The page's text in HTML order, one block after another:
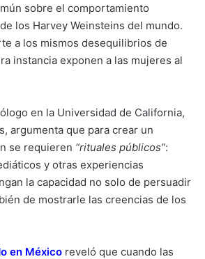
sobre el comportamiento
los Harvey Weinsteins del mundo.
a los mismos desequilibrios de
instancia exponen a las mujeres al
en la Universidad de California,
argumenta que para crear un
se requieren “rituales públicos”:
y otras experiencias
la capacidad no solo de persuadir
de mostrarle las creencias de los
en México reveló que cuando las